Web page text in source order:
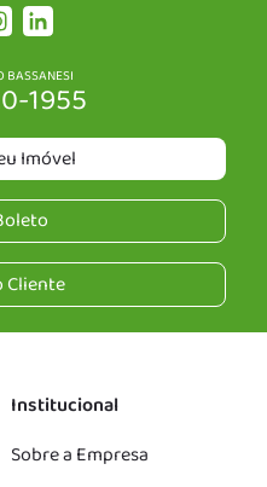
BASSANESI
1955
Imóvel
Cliente
Institucional
Sobre a Empresa